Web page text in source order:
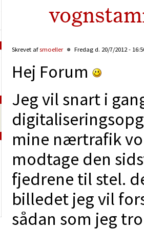
Skrevet afsmoeller Fredag d. 20/7/2012 -
Hej Forum
Jeg vil snart i
mine nærtrafik
modtage den
fjedrene til stel.
billedet jeg vil
sådan som jeg